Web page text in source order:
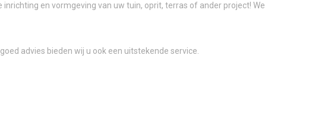
en vormgeving van uw tuin, oprit, terras of ander project! We
advies bieden wij u ook een uitstekende service.